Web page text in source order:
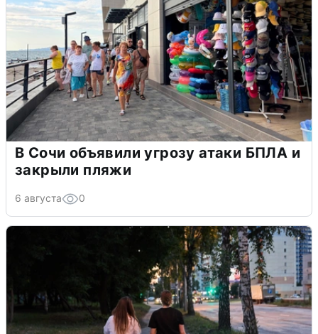
В Сочи объявили угрозу атаки БПЛА и
закрыли пляжи
6 августа 0